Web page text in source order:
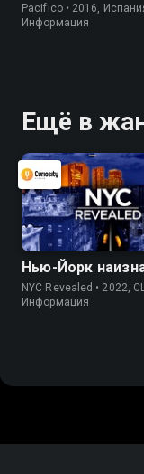
Pacifico • 2016,
Информация
Ещё в
Нью-Йорк
NYC Revealed • 2022,
Информация